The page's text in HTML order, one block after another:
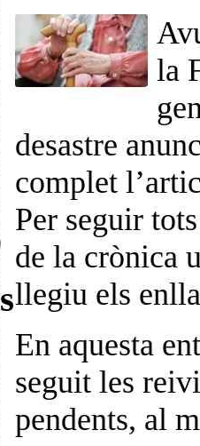
la
desastre
complet
Per seguir
de la crònica
llegiu els
En aquesta
seguit les
pendents, al